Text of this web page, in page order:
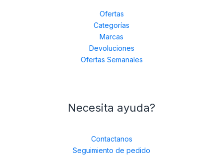
Ofertas
Categorías
Marcas
Devoluciones
Ofertas Semanales
Necesita ayuda?
Contactanos
Seguimiento de pedido